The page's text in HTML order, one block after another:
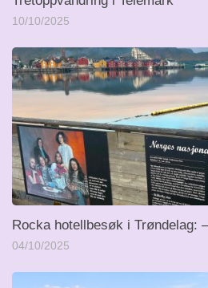
10/10/2025
Rocka hotellbesøk i Trøndelag:
04/10/2025